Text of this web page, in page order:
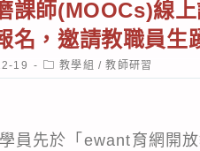
課師(MOOCs)線
名，邀請教職員生
19
Post
category:
教學組 / 教師研習
員先於「ewant育網開